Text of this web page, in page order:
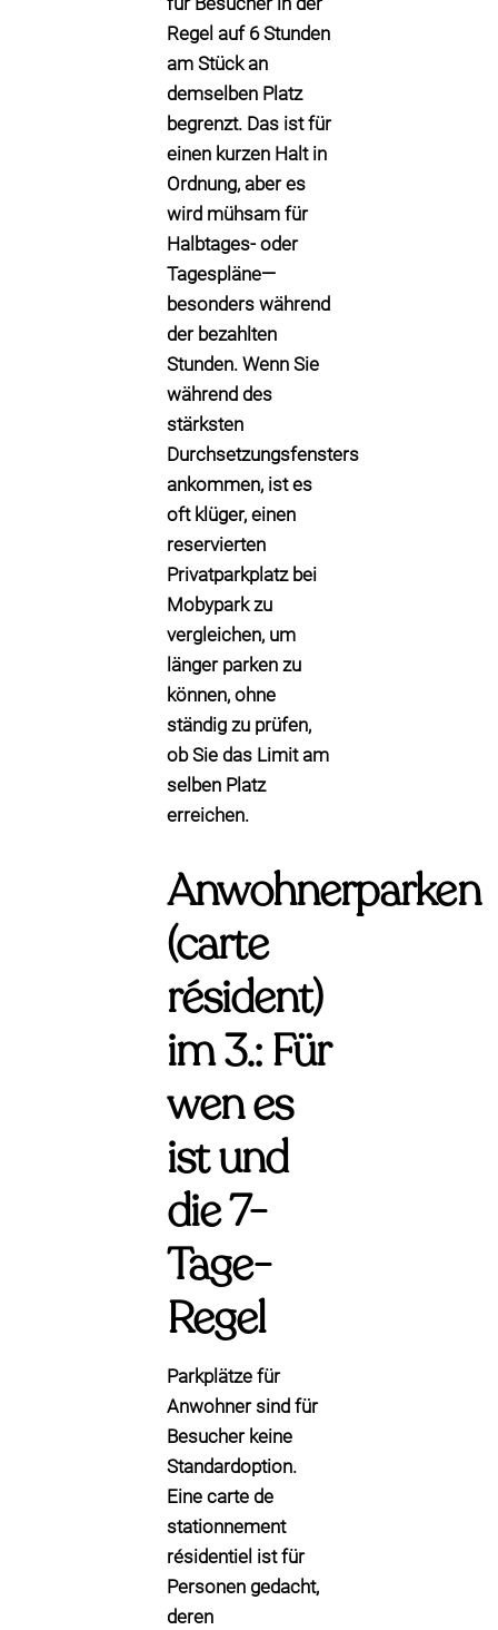
Regel auf 6 Stunden
am Stückan
demselben Platz
begrenzt. Das ist für
einen kurzen Halt in
Ordnung, aber es
wird mühsam für
Halbtages- oder
Tagespläne—
besonders während
der bezahlten
Stunden. Wenn Sie
während des
stärksten
Durchsetzungsfensters
ankommen, ist es
oft klüger, einen
reservierten
Privatparkplatz bei
Mobyparkzu
vergleichen, um
länger parken zu
können, ohne
ständig zu prüfen,
ob Sie das Limit am
selben Platz
erreichen.
Anwohnerparken
(carte
résident)
im 3.: Für
wen es
ist und
die 7-
Tage-
Regel
Parkplätze für
Anwohner sind für
Besucher keine
Standardoption.
Eine carte de
stationnement
résidentiel ist für
Personen gedacht,
deren